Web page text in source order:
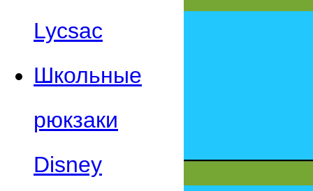
Lycsac
Школьные
рюкзаки
Disney